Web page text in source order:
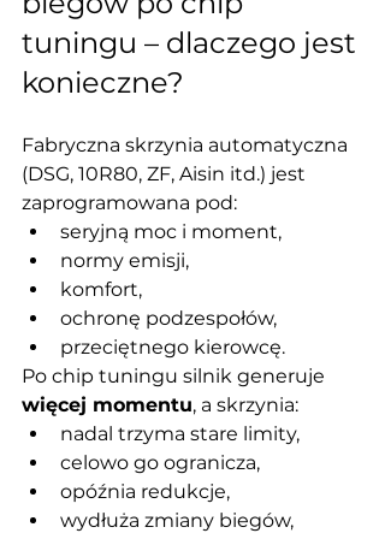
tuningu – dlaczego jest
konieczne?
Fabryczna skrzynia automatyczna
(DSG, 10R80, ZF, Aisin itd.) jest
zaprogramowana pod:
seryjną moc i moment,
normy emisji,
komfort,
ochronę podzespołów,
przeciętnego kierowcę.
Po chip tuningu silnik generuje
więcej momentu, a skrzynia:
nadal trzyma stare limity,
celowo go ogranicza,
opóźnia redukcje,
wydłuża zmiany biegów,